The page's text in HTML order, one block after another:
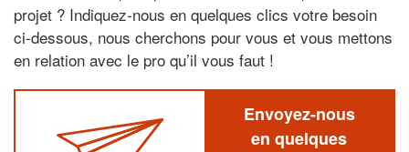
projet ? Indiquez-nous en quelques clics votre besoin
ci-dessous, nous cherchons pour vous et vous mettons
en relation avec le pro qu’il vous faut !
Envoyez-nous
en quelques